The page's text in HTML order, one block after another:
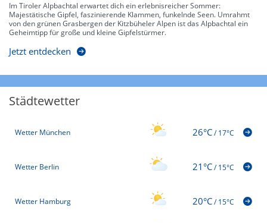
Im Tiroler Alpbachtal erwartet dich ein erlebnisreicher Sommer:
Majestätische Gipfel, faszinierende Klammen, funkelnde Seen. Umrahmt
von den grünen Grasbergen der Kitzbüheler Alpen ist das Alpbachtal ein
Geheimtipp für große und kleine Gipfelstürmer.
Jetzt entdecken
Städtewetter
Wetter München 26°C/17°C
Wetter Berlin 21°C/15°C
Wetter Hamburg 20°C/15°C